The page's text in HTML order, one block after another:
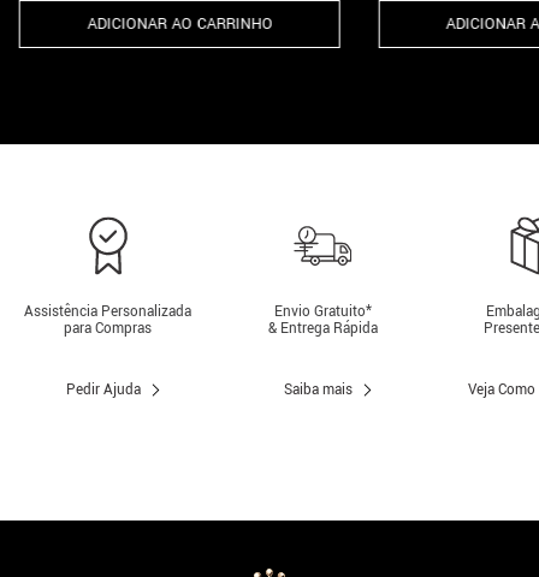
ADICIONAR AO CARRINHO
ADICIONAR
Assistência Personalizada
para Compras
Pedir Ajuda
Envio Gratuito*
& Entrega Rápida
Saiba mais Veja